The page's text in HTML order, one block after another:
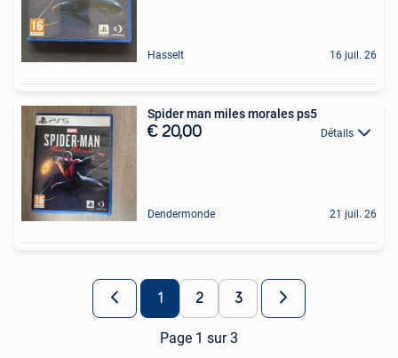
Hasselt 16 juil. 26
Spider man miles morales ps5
€ 20,00 Détails
Dendermonde 21 juil. 26
1 2 3
Page 1 sur 3